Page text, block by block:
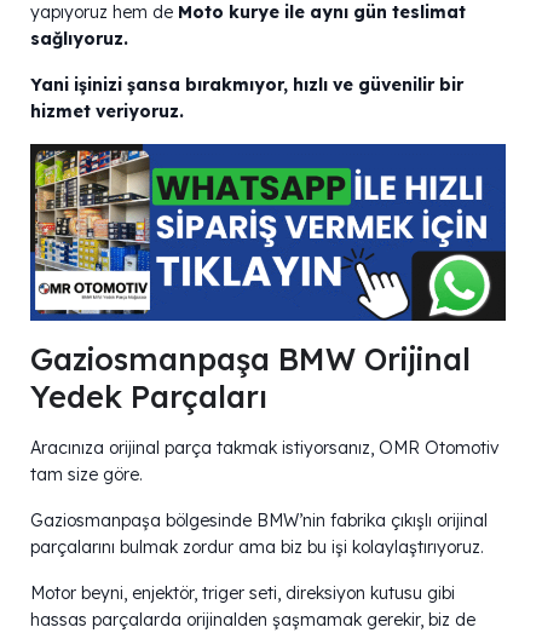
yapıyoruz hem de Moto kurye ile aynı gün teslimat
sağlıyoruz.
Yani işinizi şansa bırakmıyor, hızlı ve güvenilir bir
hizmet veriyoruz.
Gaziosmanpaşa BMW Orijinal
Yedek Parçaları
Aracınıza orijinal parça takmak istiyorsanız, OMR Otomotiv
tam size göre.
Gaziosmanpaşa bölgesinde BMW’nin fabrika çıkışlı orijinal
parçalarını bulmak zordur ama biz bu işi kolaylaştırıyoruz.
Motor beyni, enjektör, triger seti, direksiyon kutusu gibi
hassas parçalarda orijinalden şaşmamak gerekir, biz de